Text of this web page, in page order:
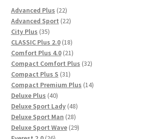
Advanced Plus 2222
Produkte
Advanced Sport 2222
City Plus 3535
Produkte
CLASSIC Plus 2.0 1818
Produkte
Comfort Plus 4.0 2121
Produkte
Compact Comfort Plus 3232
Compact Plus S 3131
Produkte
Compact Premium Plus 1414
Deluxe Plus 4040
Produkte
Deluxe Sport Lady 4848
Produkte
Deluxe Sport Man 2828
Produkte
Deluxe Sport Wave 2929